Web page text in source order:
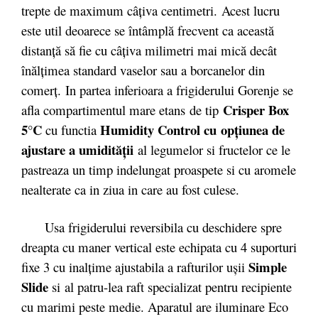
trepte de maximum câţiva centimetri. Acest lucru
este util deoarece se întâmplă frecvent ca această
distanţă să fie cu câţiva milimetri mai mică decât
înălţimea standard vaselor sau a borcanelor din
comerţ. In partea inferioara a frigiderului Gorenje se
afla compartimentul mare etans de tip Crisper Box
5°C cu functia Humidity Control cu opțiunea de
ajustare a umidității al legumelor si fructelor ce le
pastreaza un timp indelungat proaspete si cu aromele
nealterate ca in ziua in care au fost culese.
Usa frigiderului reversibila cu deschidere spre
dreapta cu maner vertical este echipata cu 4 suporturi
fixe 3 cu inalțime ajustabila a rafturilor ușii Simple
Slide si al patru-lea raft specializat pentru recipiente
cu marimi peste medie. Aparatul are iluminare Eco